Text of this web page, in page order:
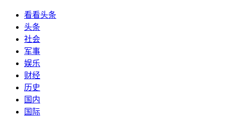
看看头条
头条
社会
军事
娱乐
财经
历史
国内
国际